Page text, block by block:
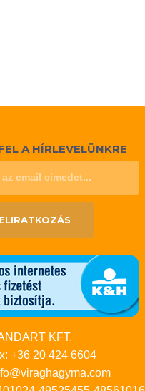
A HÍRLEVELÜNKRE
KFT.
+36 20 424 6604